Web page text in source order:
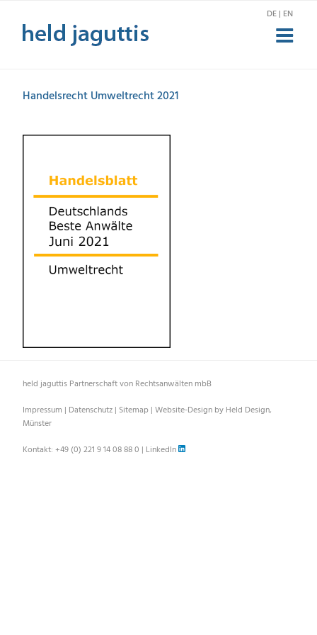
Inhalt
springen
DE | EN
Handelsrecht Umweltrecht 2021
held jaguttis Partnerschaft von Rechtsanwälten mbB
Impressum | Datenschutz | Sitemap | Website-Design by Held Design,
Münster
Kontakt: +49 (0) 221 9 14 08 88 0 | LinkedIn